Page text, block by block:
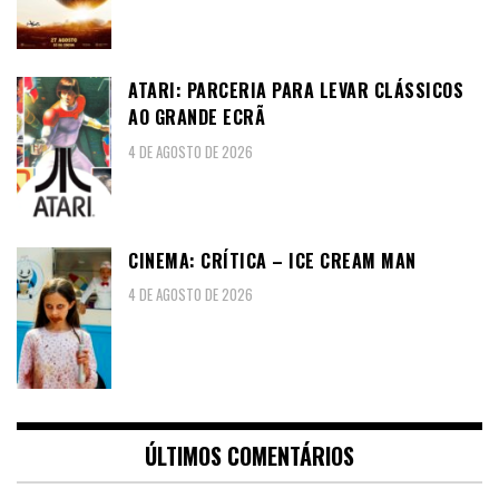
ATARI: PARCERIA PARA LEVAR CLÁSSICOS
AO GRANDE ECRÃ
4 DE AGOSTO DE 2026
CINEMA: CRÍTICA – ICE CREAM MAN
4 DE AGOSTO DE 2026
ÚLTIMOS COMENTÁRIOS